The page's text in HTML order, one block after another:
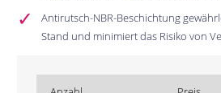
Antirutsch-NBR-Beschichtung
Stand und minimiert das Risiko von